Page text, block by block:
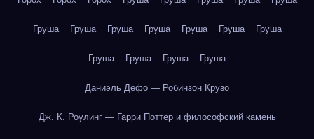
Груша Груша Груша Груша Груша Груша Груша
Груша Груша Груша Груша
Даниэль Дефо — Робинзон Крузо
Дж. К. Роулинг — Гарри Поттер и философский камень